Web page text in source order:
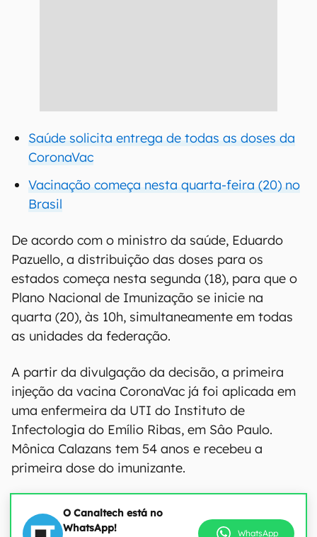
Saúde solicita entrega de todas as doses da
CoronaVac
Vacinação começa nesta quarta-feira (20) no
Brasil
De acordo com o ministro da saúde, Eduardo
Pazuello, a distribuição das doses para os
estados começa nesta segunda (18), para que o
Plano Nacional de Imunização se inicie na
quarta (20), às 10h, simultaneamente em todas
as unidades da federação.
A partir da divulgação da decisão, a primeira
injeção da vacina CoronaVac já foi aplicada em
uma enfermeira da UTI do Instituto de
Infectologia do Emílio Ribas, em Sâo Paulo.
Mônica Calazans tem 54 anos e recebeu a
primeira dose do imunizante.
O Canaltech está no
WhatsApp!
WhatsApp